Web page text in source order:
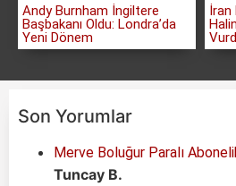
Andy Burnham İngiltere
Başbakanı Oldu: Londra’da
Yeni Dönem
Son Yorumlar
Merve Boluğur Paralı
Tuncay B.